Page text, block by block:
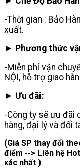
-Thời gian : Bảo
xuất.
► Phương thức
-Miễn phí vận
NỘI, hỗ trợ giao
► Ưu đãi:
-Công ty sẽ ưu đãi
hàng, đại lý và đối
(Giá SP thay đổi
điểm --> Liên hệ
xác nhất )